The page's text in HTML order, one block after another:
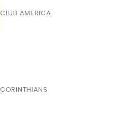
CLUB AMERICA
CORINTHIANS